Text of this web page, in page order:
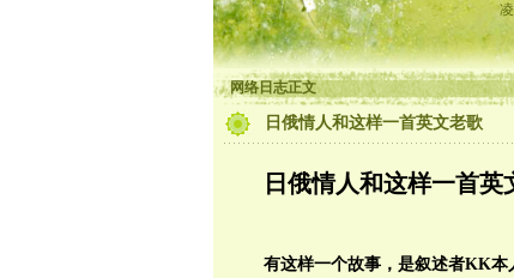
网络日志正文
日俄情人和这样一首英文老歌
日俄情人和这样一首英
有这样一个故事，是叙述者KK本